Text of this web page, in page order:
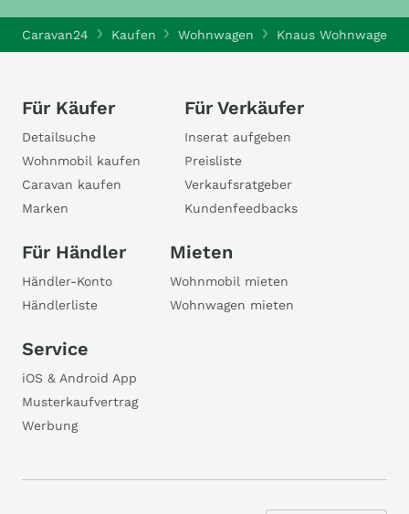
Caravan24 Kaufen Wohnwagen Knaus Wohnwagen
Für Käufer
Detailsuche
Wohnmobil kaufen
Caravan kaufen
Marken
Für Verkäufer
Inserat aufgeben
Preisliste
Verkaufsratgeber
Kundenfeedbacks
Für Händler
Händler-Konto
Händlerliste
Mieten
Wohnmobil mieten
Wohnwagen mieten
Service
iOS & Android App
Musterkaufvertrag
Werbung